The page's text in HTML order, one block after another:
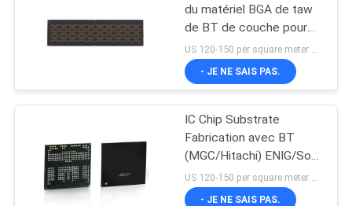
SUJET
NOUS
VISITE
D'USINE
Substrat de paquet
d'IC
47
du matériel BGA de taw
de BT de couche pour
l'ensemble de semi-
conducteur
US 120-150 per square meter MOQ:1 mètre carré
- JE NE SAIS PAS.
IC Chip Substrate
Fabrication avec BT
(MGC/Hitachi) ENIG/Soft
gold/ENEPIG
- JE NE SAIS PAS.